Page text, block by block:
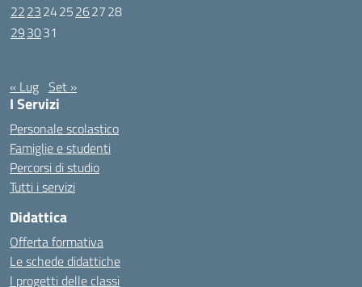
22232425262728
293031
« Lug Set »
I Servizi
Personale scolastico
Famiglie e studenti
Percorsi di studio
Tutti i servizi
Didattica
Offerta formativa
Le schede didattiche
I progetti delle classi